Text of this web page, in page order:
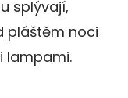
splývají,
pláštěm noci
lampami.